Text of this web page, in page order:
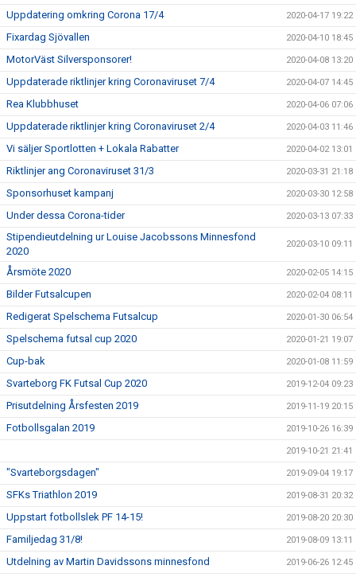
Uppdatering omkring Corona 17/4 2020-04-17 19:22
Fixardag Sjövallen 2020-04-10 18:45
MotorVäst Silversponsorer! 2020-04-08 13:20
Uppdaterade riktlinjer kring Coronaviruset 7/4 2020-04-07 14:45
Rea Klubbhuset 2020-04-06 07:06
Uppdaterade riktlinjer kring Coronaviruset 2/4 2020-04-03 11:46
Vi säljer Sportlotten + Lokala Rabatter 2020-04-02 13:01
Riktlinjer ang Coronaviruset 31/3 2020-03-31 21:18
Sponsorhuset kampanj 2020-03-30 12:58
Under dessa Corona-tider 2020-03-13 07:33
Stipendieutdelning ur Louise Jacobssons Minnesfond
2020
2020-03-10 09:11
Årsmöte 2020 2020-02-05 14:15
Bilder Futsalcupen 2020-02-04 08:11
Redigerat Spelschema Futsalcup 2020-01-30 06:54
Spelschema futsal cup 2020 2020-01-21 19:07
Cup-bak 2020-01-08 11:59
Svarteborg FK Futsal Cup 2020 2019-12-04 09:23
Prisutdelning Årsfesten 2019 2019-11-19 20:15
Fotbollsgalan 2019 2019-10-26 16:39
2019-10-21 21:41
"Svarteborgsdagen" 2019-09-04 19:17
SFKs Triathlon 2019 2019-08-31 20:32
Uppstart fotbollslek PF 14-15! 2019-08-20 20:30
Familjedag 31/8! 2019-08-09 13:11
Utdelning av Martin Davidssons minnesfond 2019-06-26 12:45